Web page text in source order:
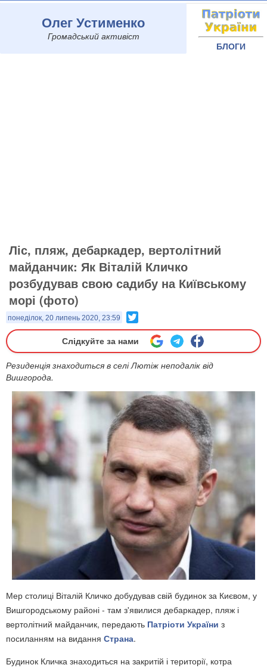
Олег Устименко
Громадський активіст
БЛОГИ
Ліс, пляж, дебаркадер, вертолітний
майданчик: Як Віталій Кличко
розбудував свою садибу на Київському
морі (фото)
понеділок, 20 липень 2020, 23:59
Слідкуйте за нами
Резиденція знаходиться в селі Лютіж неподалік від
Вишгорода.
Мер столиці Віталій Кличко добудував свій будинок за Києвом, у
Вишгородському районі - там з'явилися дебаркадер, пляж і
вертолітний майданчик, передають Патріоти України з
посиланням на видання Страна.
Будинок Кличка знаходиться на закритій і території, котра